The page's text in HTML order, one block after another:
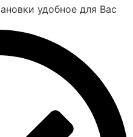
удобное для Вас